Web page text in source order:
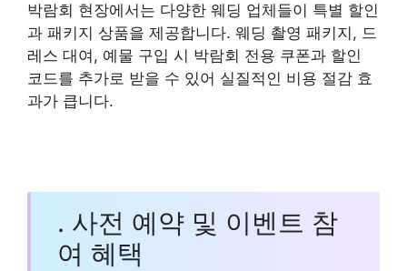
박람회 현장에서는 다양한 웨딩 업체들이 특별 할인
과 패키지 상품을 제공합니다. 웨딩 촬영 패키지, 드
레스 대여, 예물 구입 시 박람회 전용 쿠폰과 할인
코드를 추가로 받을 수 있어 실질적인 비용 절감 효
과가 큽니다.
. 사전 예약 및 이벤트 참
여 혜택